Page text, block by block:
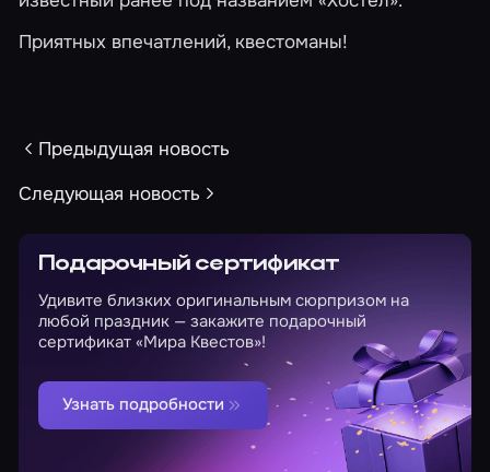
Приятных впечатлений, квестоманы!
Предыдущая новость
Следующая новость
Подарочный сертификат
Удивите близких оригинальным сюрпризом на
любой праздник — закажите подарочный
сертификат «Мира Квестов»!
Узнать подробности